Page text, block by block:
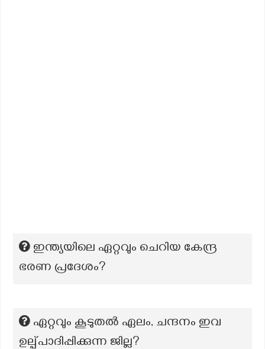
ഇന്ത്യയിലെ ഏറ്റവും ചെറിയ കേന്ദ്ര
ഭരണ പ്രദേശം?
ഏറ്റവും കൂടുതല്‍ ഏലം, ചന്ദനം ഇവ
ഉല്പ്പാദിപ്പിക്കുന്ന ജില്ല?